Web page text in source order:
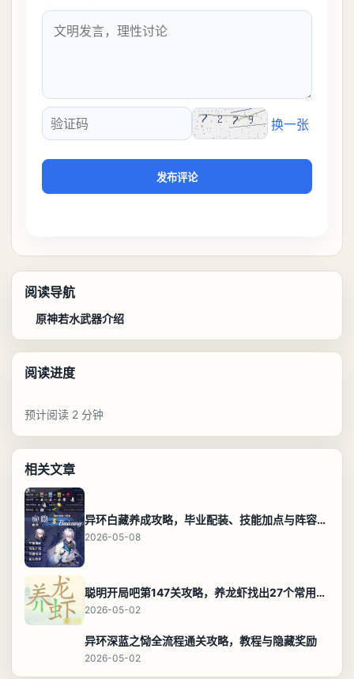
验证码
换一张
发布评论
阅读导航
原神若水武器介绍
阅读进度
预计阅读 2 分钟
相关文章
异环白藏养成攻略，毕业配装、技能加点与阵容搭配保姆级解析
2026-05-08
聪明开局吧第147关攻略，养龙虾找出27个常用字通关答案
2026-05-02
异环深蓝之恸全流程通关攻略，教程与隐藏奖励
2026-05-02